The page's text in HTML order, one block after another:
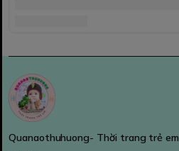
Quanaothuhuong- Thời trang trẻ em